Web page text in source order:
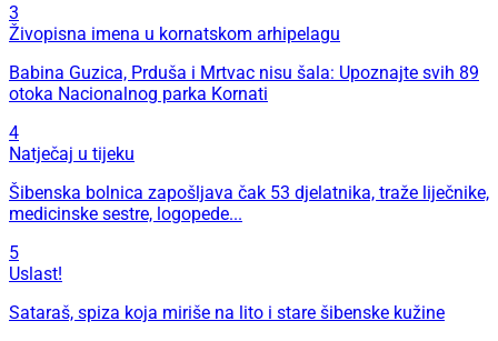
3
Živopisna imena u kornatskom arhipelagu
Babina Guzica, Prduša i Mrtvac nisu šala: Upoznajte svih 89
otoka Nacionalnog parka Kornati
4
Natječaj u tijeku
Šibenska bolnica zapošljava čak 53 djelatnika, traže liječnike,
medicinske sestre, logopede...
5
Uslast!
Sataraš, spiza koja miriše na lito i stare šibenske kužine